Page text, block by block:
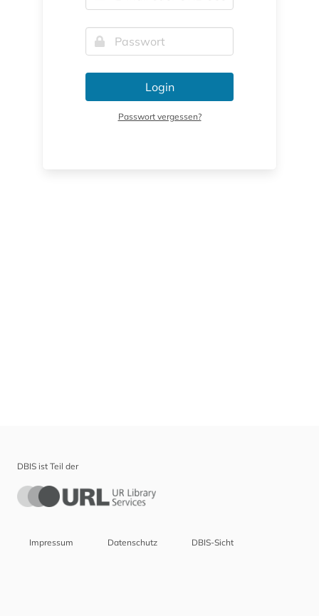
Login
Passwort vergessen?
DBIS ist Teil der
Impressum Datenschutz DBIS-Sicht